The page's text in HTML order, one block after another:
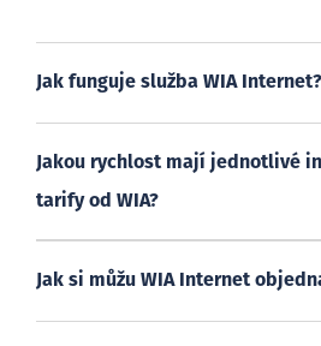
Jak funguje služba WIA Internet?
Jakou rychlost mají jednotlivé
tarify od WIA?
Jak si můžu WIA Internet